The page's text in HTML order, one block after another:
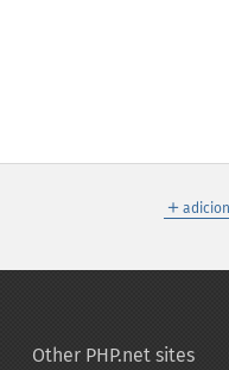
＋
Other PHP.net sites